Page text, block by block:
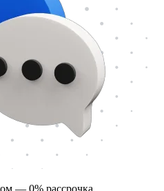
— 0% рассрочка